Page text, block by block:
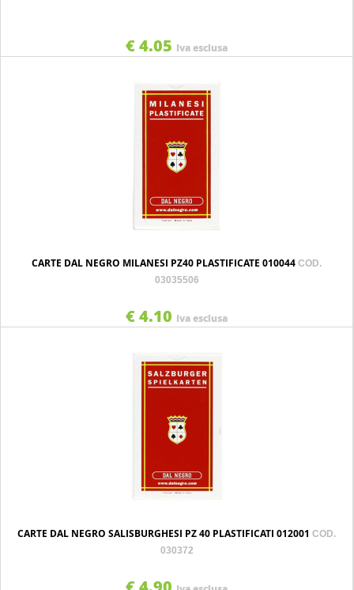
€ 4.05 Iva esclusa
CARTE DAL NEGRO MILANESI PZ40 PLASTIFICATE 010044 COD.
03035506
€ 4.10 Iva esclusa
CARTE DAL NEGRO SALISBURGHESI PZ 40 PLASTIFICATI 012001 COD.
030372